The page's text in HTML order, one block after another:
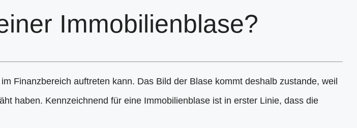
Immobilienblase?
Finanzbereich auftreten kann. Das Bild der Blase kommt deshalb zustande, weil
haben. Kennzeichnend für eine Immobilienblase ist in erster Linie, dass die